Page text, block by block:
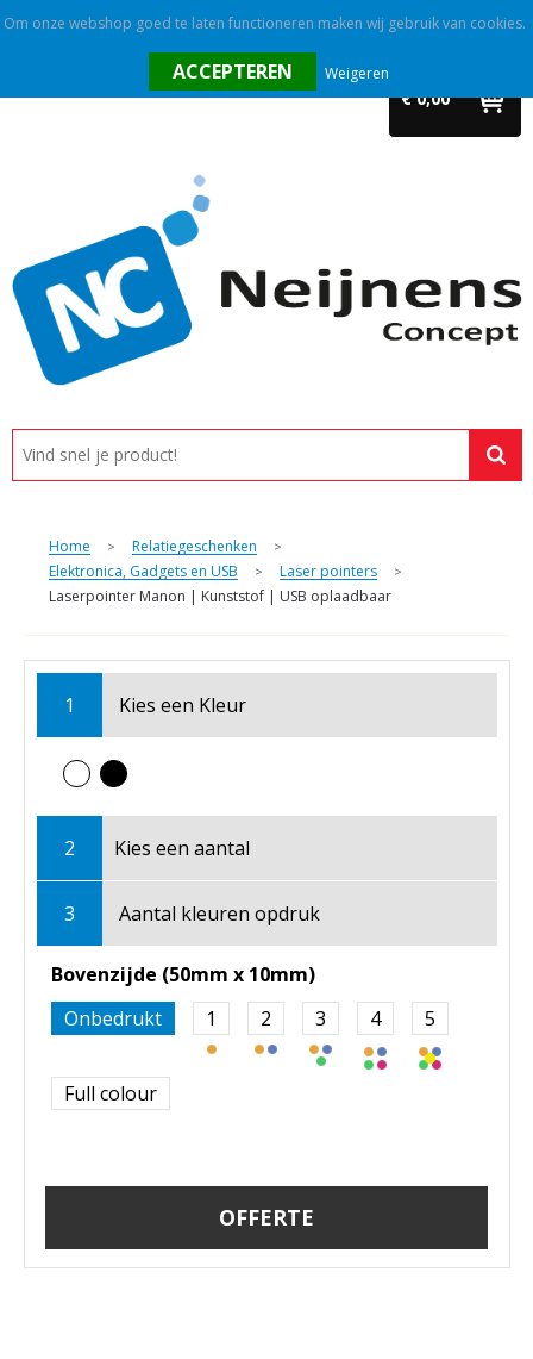
€ 0,00
Promotietextiel
Tassen
Alle categorieën
Custom made
Home > Relatiegeschenken >
Elektronica, Gadgets en USB > Laser pointers >
Laserpointer Manon | Kunststof | USB oplaadbaar
1 Kies een Kleur
2 Kies een aantal
3 Aantal kleuren opdruk
Bovenzijde (50mm x 10mm)
Onbedrukt
1 2 3 4 5
Full colour
OFFERTE
Om onze webshop goed te laten functioneren maken wij gebruik van cookies.
Weigeren